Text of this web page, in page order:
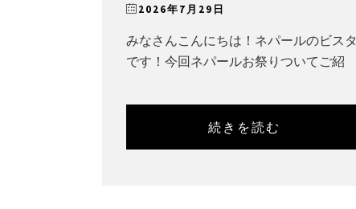
2026年7月29日
みなさんこんにちは！ネパールのビスタ
です！今回ネパールお祭りついてご紹
続きを読む